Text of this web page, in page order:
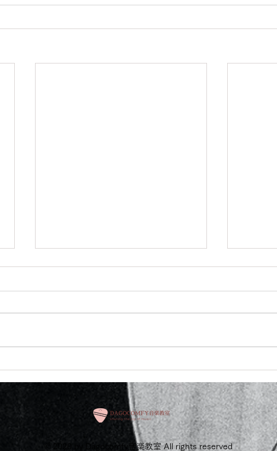
音楽担当させていただきまし
頂きま
© 2020 by Dagocomfy音楽教室 All rights reserved